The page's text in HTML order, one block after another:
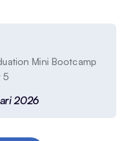
Mini Bootcamp
5
2026